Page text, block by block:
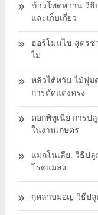
ข้าวโพดหวาน วิธี
และเก็บเกี่ยว
ฮอร์โมนไข่ สูตรช
ไม่
หลิวไต้หวัน ไม้พุ่ม
การตัดแต่งทรง
ดอกพิทูเนีย การป
ในงานเกษตร
แมกโนเลีย: วิธีป
โรคแมลง
กุหลาบมอญ วิธีปลู